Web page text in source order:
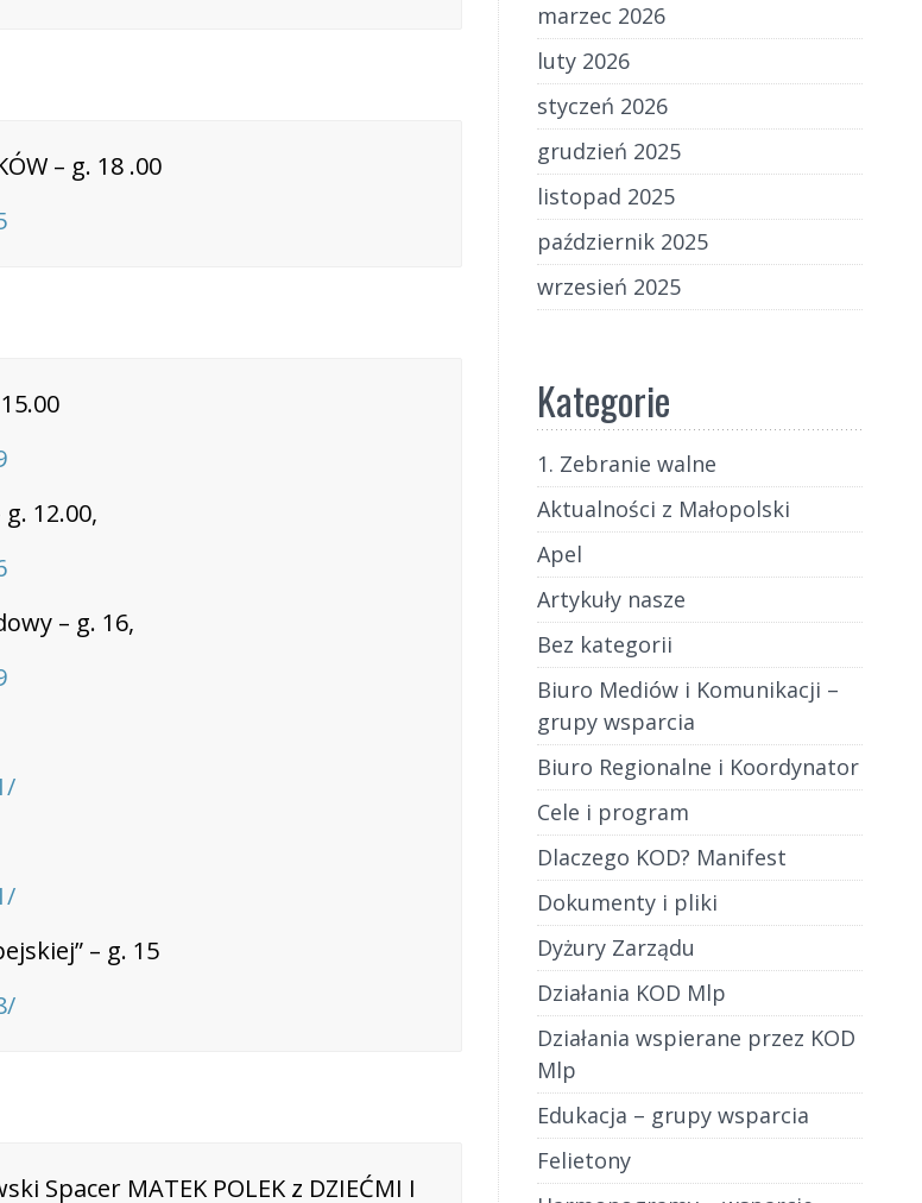
– g. 18 .00
12.00,
– g. 16,
– g. 15
Spacer MATEK POLEK z DZIEĆMI I
marzec 2026
luty 2026
styczeń 2026
grudzień 2025
listopad 2025
październik 2025
wrzesień 2025
Kategorie
1. Zebranie walne
Aktualności z Małopolski
Apel
Artykuły nasze
Bez kategorii
Biuro Mediów i Komunikacji –
grupy wsparcia
Biuro Regionalne i Koordynator
Cele i program
Dlaczego KOD? Manifest
Dokumenty i pliki
Dyżury Zarządu
Działania KOD Mlp
Działania wspierane przez KOD
Mlp
Edukacja – grupy wsparcia
Felietony